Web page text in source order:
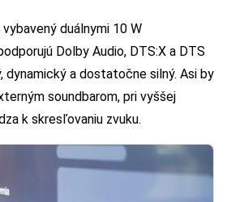
duálnymi 10 W
Dolby Audio, DTS:X a DTS
dynamický a dostatočne silný. Asi by
soundbarom, pri vyššej
k skresľovaniu zvuku.